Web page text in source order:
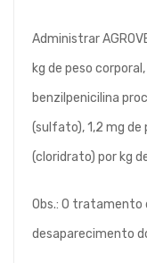
Administrar
kg de peso
benzilpenicilina
(sulfato), 1,2 mg de
(cloridrato) por kg
Obs.: O tratamento
desaparecimento